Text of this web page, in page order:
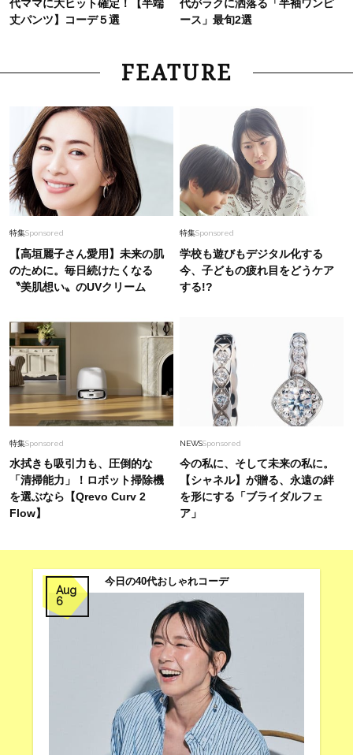
代ママに大ヒット確定！【半端
丈パンツ】コーデ５選
代がラクに洒落る「半袖ワンピ
ース」最旬2選
FEATURE
特集Sponsored
【高垣麗子さん愛用】未来の肌
のために。毎日続けたくなる
〝美肌想い〟のUVクリーム
特集Sponsored
学校も遊びもデジタル化する
今、子どもの疲れ目をどうケア
する!?
特集Sponsored
水拭きも吸引力も、圧倒的な
「清掃能力」！ロボット掃除機
を選ぶなら【Qrevo Curv 2
Flow】
NEWSSponsored
今の私に、そして未来の私に。
【シャネル】が贈る、永遠の絆
を形にする「ブライダルフェ
ア」
Aug
6
今日の40代おしゃれコーデ